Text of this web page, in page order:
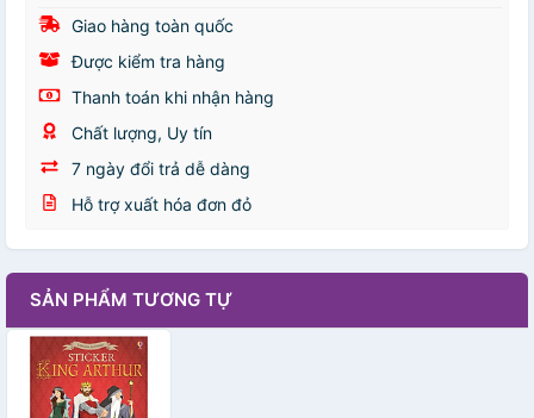
Giao hàng toàn quốc
Được kiểm tra hàng
Thanh toán khi nhận hàng
Chất lượng, Uy tín
7 ngày đổi trả dễ dàng
Hỗ trợ xuất hóa đơn đỏ
SẢN PHẨM TƯƠNG TỰ